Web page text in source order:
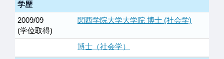
学歴
2009/09
(学位取得)
関西学院大学大学院 博士 (社会学)
博士（社会学）